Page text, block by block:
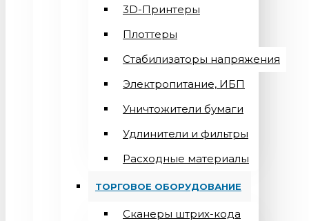
3D-Принтеры
Плоттеры
Стабилизаторы напряжения
Электропитание, ИБП
Уничтожители бумаги
Удлинители и фильтры
Расходные материалы
ТОРГОВОЕ ОБОРУДОВАНИЕ
Сканеры штрих-кода